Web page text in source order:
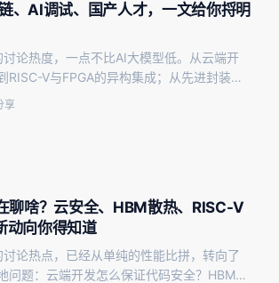
、AI调试、国产人才，一文给你捋明
讨论热度，一点不比AI大模型低。从云端开
RISC-V与FPGA的异构集成；从先进封装下
规供应链的韧性焦虑；再到…
享
聊啥？云安全、HBM散热、RISC-V
向你得知道
论热点，已经从单纯的性能比拼，转向了
问题：云端开发怎么保证代码安全？HBM上